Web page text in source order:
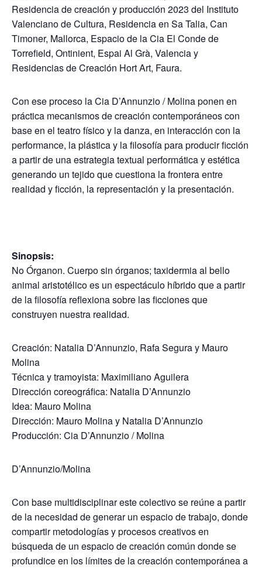
Residencia de creación y producción 2023 del Instituto
Valenciano de Cultura, Residencia en Sa Talia, Can
Timoner, Mallorca, Espacio de la Cia El Conde de
Torrefield, Ontinient, Espai Al Grà, Valencia y
Residencias de Creación Hort Art, Faura.
Con ese proceso la Cia D’Annunzio / Molina ponen en
práctica mecanismos de creación contemporáneos con
base en el teatro físico y la danza, en interacción con la
performance, la plástica y la filosofía para producir ficción
a partir de una estrategia textual performática y estética
generando un tejido que cuestiona la frontera entre
realidad y ficción, la representación y la presentación.
Sinopsis:
No Órganon. Cuerpo sin órganos; taxidermia al bello
animal aristotélico es un espectáculo híbrido que a partir
de la filosofía reflexiona sobre las ficciones que
construyen nuestra realidad.
Creación: Natalia D’Annunzio, Rafa Segura y Mauro
Molina
Técnica y tramoyista: Maximiliano Aguilera
Dirección coreográfica: Natalia D’Annunzio
Idea: Mauro Molina
Dirección: Mauro Molina y Natalia D’Annunzio
Producción: Cia D’Annunzio / Molina
D’Annunzio/Molina
Con base multidisciplinar este colectivo se reúne a partir
de la necesidad de generar un espacio de trabajo, donde
compartir metodologías y procesos creativos en
búsqueda de un espacio de creación común donde se
profundice en los límites de la creación contemporánea a